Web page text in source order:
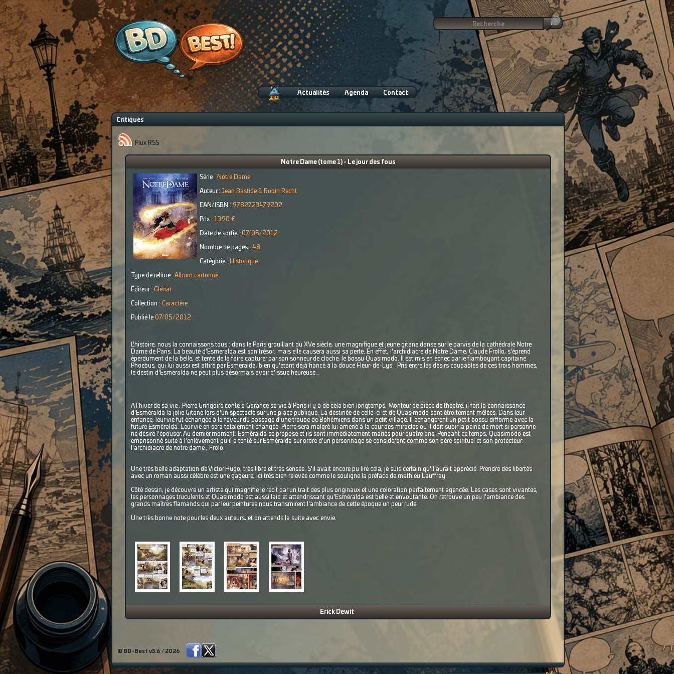
?>
Actualités Agenda Contact
Critiques
Flux RSS
Notre Dame (tome 1) - Le jour des fous
Série : Notre Dame
Auteur : Jean Bastide & Robin Recht
EAN/ISBN : 9782723479202
Prix : 13.90 €
Date de sortie : 07/05/2012
Nombre de pages : 48
Catégorie : Historique
Type de reliure : Album cartonné
Éditeur : Glénat
Collection : Caractère
Publié le 07/05/2012
L'histoire, nous la connaissons tous : dans le Paris grouillant du XVe siècle, une magnifique et jeune gitane danse sur le parvis de la cathédrale Notre
Dame de Paris. La beauté d'Esmeralda est son trésor, mais elle causera aussi sa perte. En effet, l'archidiacre de Notre Dame, Claude Frollo, s'éprend
éperdument de la belle, et tente de la faire capturer par son sonneur de cloche, le bossu Quasimodo. Il est mis en échec par le flamboyant capitaine
Phoebus, qui lui aussi est attiré par Esmeralda, bien qu'étant déjà fiancé à la douce Fleur-de-Lys… Pris entre les désirs coupables de ces trois hommes,
le destin d'Esmeralda ne peut plus désormais avoir d'issue heureuse…
A l'hiver de sa vie , Pierre Gringoire conte à Garance sa vie à Paris il y a de cela bien longtemps. Monteur de pièce de théatre, il fait la connaissance
d'Esméralda la jolie Gitane lors d'un spectacle sur une place publique. La destinée de celle-ci et de Quasimodo sont étroitement mêlées. Dans leur
enfance, leur vie fut échangée à la faveur du passage d'une troupe de Bohémiens dans un petit village. Il échangèrent un petit bossu difforme avec la
future Esméralda. Leur vie en sera totalement changée. Pierre sera malgré lui amené à la cour des miracles ou il doit subir la peine de mort si personne
ne désire l'épouser. Au dernier moment, Esméralda se propose et ils sont immédiatement mariés pour quatre ans. Pendant ce temps, Quasimodo est
emprisonné suite à l'enlèvement qu'il a tenté sur Esméralda sur ordre d'un personnage se considérant comme son père spirituel et son protecteur:
l'archidiacre de notre dame , Frolo.
Une très belle adaptation de Victor Hugo, très libre et très sensée. S'il avait encore pu lire cela, je suis certain qu'il aurait apprécié. Prendre des libertés
avec un roman aussi célèbre est une gageure, ici très bien relevée comme le souligne la préface de mathieu Lauffray.
Côté dessin, je découvre un artiste qui magnifie le récit par un trait des plus originaux et une coloration parfaitement agencée. Les cases sont vivantes,
les personnages truculents et Quasimodo est aussi laid et attendrissant qu'Esméralda est belle et envoutante. On retrouve un peu l'ambiance des
grands maîtres flamands qui par leur peintures nous transmirent l'ambiance de cette époque un peur rude.
Une très bonne note pour les deux auteurs, et on attends la suite avec envie.
Erick Dewit
© BD-Best v3.6 / 2026